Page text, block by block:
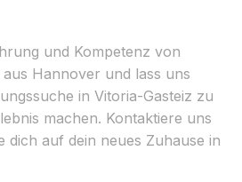
und Kompetenz von
Hannover und lass uns
in Vitoria-Gasteiz zu
machen. Kontaktiere uns
dich auf dein neues Zuhause in